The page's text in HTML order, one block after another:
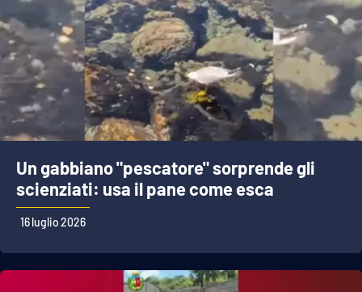
Un gabbiano "pescatore" sorprende gli
scienziati: usa il pane come esca
16 luglio 2026